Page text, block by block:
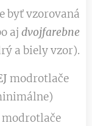
byť vzorovaná
aj dvojfarebne
a biely vzor).
modrotlače
modrotlače